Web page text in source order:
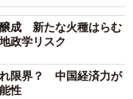
われつつある現状
成 新たな火種はらむ
政学リスク
限界？ 中国経済力が
性